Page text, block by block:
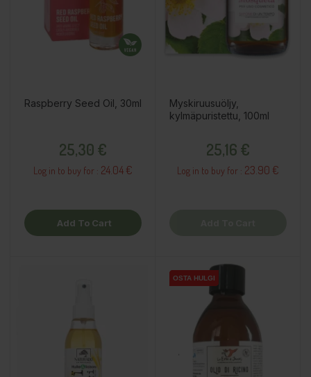
Raspberry Seed Oil, 30ml
25,30 €
Log in to buy for : 24.04 €
Add To Cart
Myskiruusuöljy,
kylmäpuristettu, 100ml
25,16 €
Log in to buy for : 23.90 €
OSTA HULGI
OSTA HULGI
OSTA HULGI